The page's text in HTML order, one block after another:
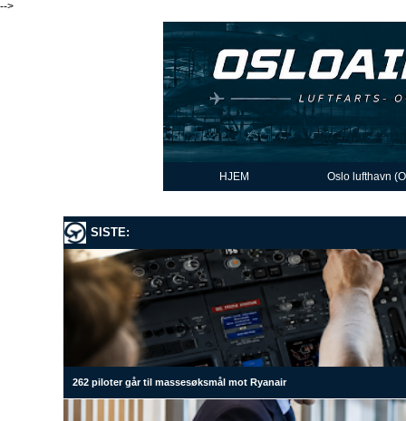
-->
HJEM Oslo lufthavn
SISTE:
262 piloter går til massesøksmål mot Ryanair